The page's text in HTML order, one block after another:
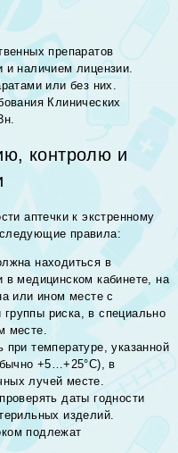
препаратов
наличием лицензии.
или без них.
Клинических
контролю и
аптечки к экстренному
правила:
находиться в
в медицинском кабинете, на
или ином месте с
риска, в специально
месте.
температуре, указанной
+5…+25°С), в
лучей месте.
даты годности
изделий.
подлежат